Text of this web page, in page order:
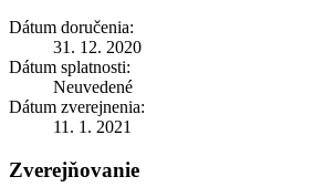
Dátum doručenia:
31. 12. 2020
Dátum splatnosti:
Neuvedené
Dátum zverejnenia:
11. 1. 2021
Zverejňovanie